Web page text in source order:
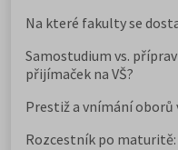
Na které fakulty se
Samostudium vs.
přijímaček na VŠ?
Prestiž a vnímání oborů
Rozcestník po maturitě: